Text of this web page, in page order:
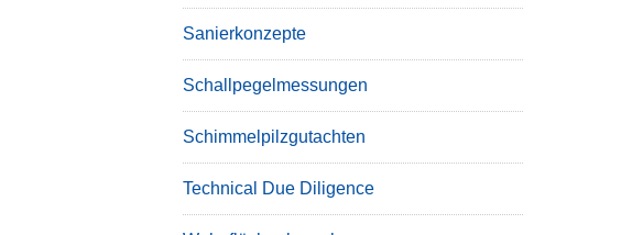
Sanierkonzepte
Schallpegelmessungen
Schimmelpilzgutachten
Technical Due Diligence